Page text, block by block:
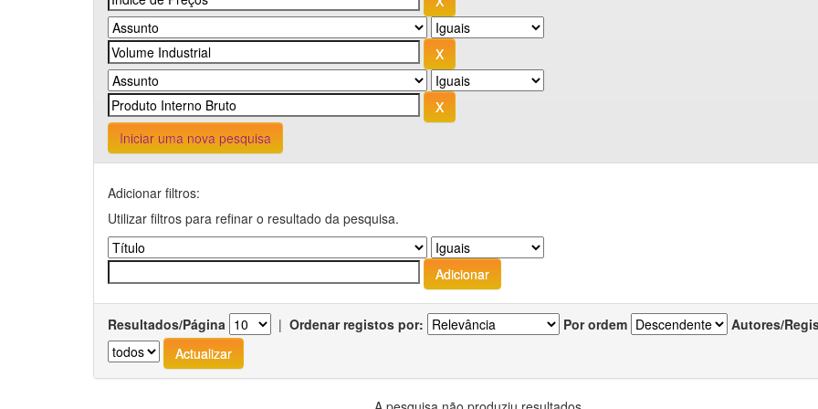
Iniciar uma nova pesquisa
Adicionar filtros:
Utilizar filtros para refinar o resultado da pesquisa.
Resultados/Página | Ordenar registos por: Por ordem Autores/